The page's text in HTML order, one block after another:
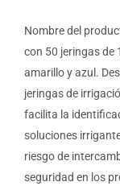
Nombre del
con 50 jeringas de
amarillo y azul.
jeringas de
facilita la
soluciones
riesgo de
seguridad en los